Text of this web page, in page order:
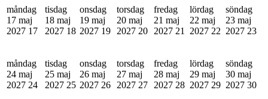
måndag
17 maj
2027 17
tisdag
18 maj
2027 18
onsdag
19 maj
2027 19
torsdag
20 maj
2027 20
fredag
21 maj
2027 21
lördag
22 maj
2027 22
söndag
23 maj
2027 23
måndag
24 maj
2027 24
tisdag
25 maj
2027 25
onsdag
26 maj
2027 26
torsdag
27 maj
2027 27
fredag
28 maj
2027 28
lördag
29 maj
2027 29
söndag
30 maj
2027 30